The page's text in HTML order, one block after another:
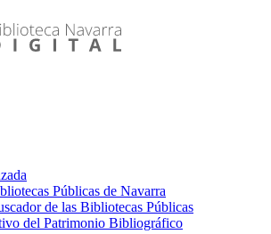
Públicas de Navarra
de las Bibliotecas Públicas
del Patrimonio Bibliográfico